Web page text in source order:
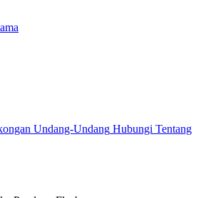
Undang-Undang Hubungi Tentang